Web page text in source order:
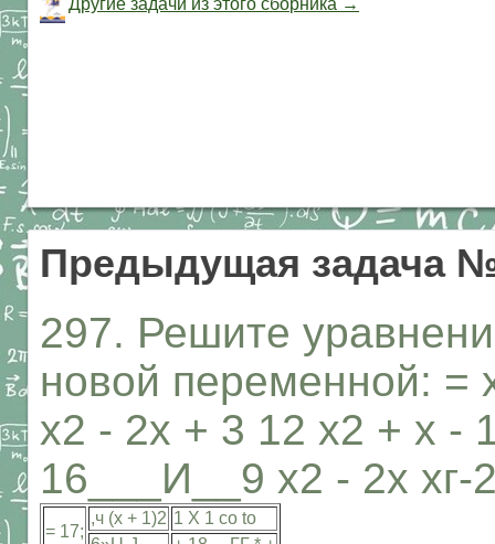
Другие задачи из этого сборника →
Предыдущая задача
297. Решите
новой переменной:
х2 - 2х + 3 12 х2 + х
16___И__9 х2 - 2х хг-
= 17;
,ч (х + 1)2 1 X 1 со to